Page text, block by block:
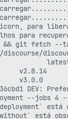
para
para
&& git fetch --
v2.8.14
v3.0.0
DEV:
--jobs 4
deployment`
without` está